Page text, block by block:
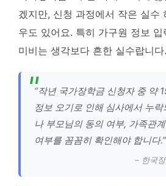
겠지만, 신청 과정에서 작은 실수
우도 있어요. 특히 가구원 정보
미비는 생각보다 흔한 실수랍니다.
“작년 국가장학금 신청자 중 약
정보 오기로 인해 심사에서 누
나 부모님의 동의 여부, 가족관
여부를 꼼꼼히 확인해야 합니다.”
– 한국